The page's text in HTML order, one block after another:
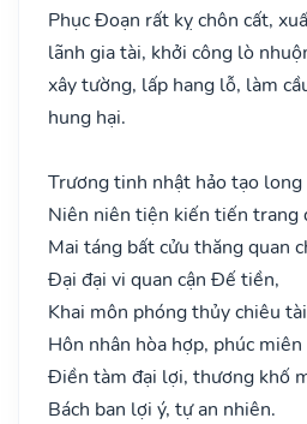
Phục Đoạn rất kỵ chôn cất,
lãnh gia tài, khởi công lò
xây tường, lấp hang lỗ, làm
hung hại.
Trương tinh nhật hảo tạo long
Niên niên tiện kiến tiến trang
Mai táng bất cửu thăng quan
Đại đại vi quan cận Đế tiền,
Khai môn phóng thủy chiêu
Hôn nhân hòa hợp, phúc
Điền tàm đại lợi, thương khố
Bách ban lợi ý, tự an nhiên.